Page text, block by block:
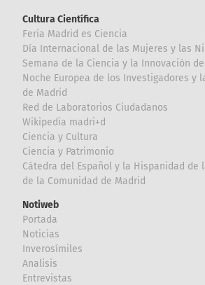
Cultura Científica
Feria Madrid es Ciencia
Día Internacional de las Mujeres y las
Semana de la Ciencia y la Innovación
Noche Europea de los Investigadores y
de Madrid
Red de Laboratorios Ciudadanos
Wikipedia madri+d
Ciencia y Cultura
Ciencia y Patrimonio
Cátedra del Español y la Hispanidad de
de la Comunidad de Madrid
Notiweb
Portada
Noticias
Inverosímiles
Analisis
Entrevistas